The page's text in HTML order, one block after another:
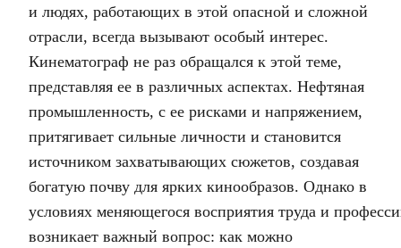
и людях, работающих в этой опасной и сложной
отрасли, всегда вызывают особый интерес.
Кинематограф не раз обращался к этой теме,
представляя ее в различных аспектах. Нефтяная
промышленность, с ее рисками и напряжением,
притягивает сильные личности и становится
источником захватывающих сюжетов, создавая
богатую почву для ярких кинообразов. Однако в
условиях меняющегося восприятия труда и
возникает важный вопрос: как можно